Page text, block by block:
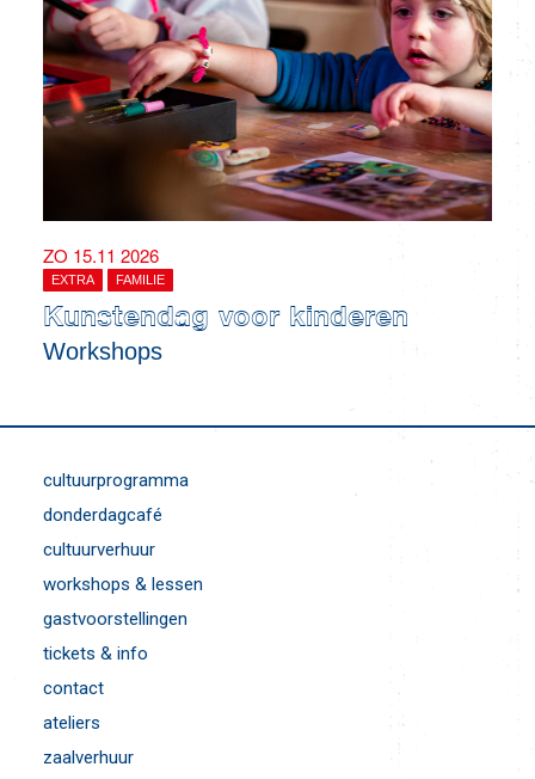
ZO 15.11 2026
EXTRA FAMILIE
Kunstendag voor kinderen
Workshops
cultuurprogramma
donderdagcafé
cultuurverhuur
workshops & lessen
gastvoorstellingen
tickets & info
contact
ateliers
zaalverhuur